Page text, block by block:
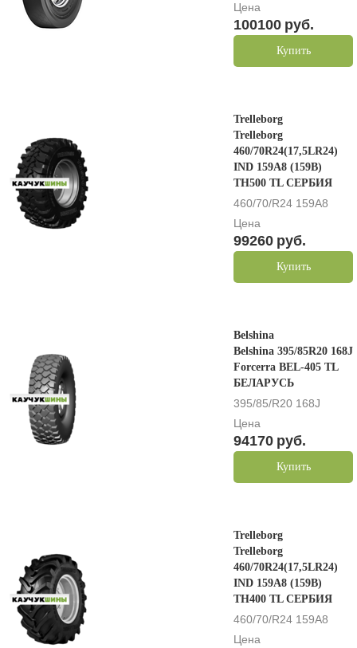
Цена
100100 руб.
Купить
Trelleborg
Trelleborg
460/70R24(17,5LR24)
IND 159A8 (159B)
TH500 TL СЕРБИЯ
460/70/R24 159A8
Цена
99260 руб.
Купить
Belshina
Belshina 395/85R20 168J
Forcerra BEL-405 TL
БЕЛАРУСЬ
395/85/R20 168J
Цена
94170 руб.
Купить
Trelleborg
Trelleborg
460/70R24(17,5LR24)
IND 159A8 (159B)
TH400 TL СЕРБИЯ
460/70/R24 159A8
Цена